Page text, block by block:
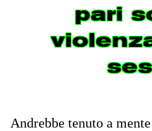
pari
Andrebbe tenuto a